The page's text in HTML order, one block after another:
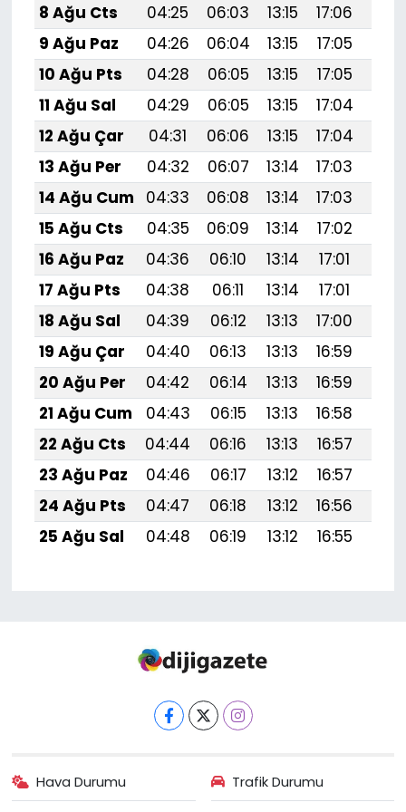
8 Ağu Cts
04:25 06:03 13:15 17:06
9 Ağu Paz
04:26 06:04 13:15 17:05
10 Ağu Pts
04:28 06:05 13:15 17:05
11 Ağu Sal
04:29 06:05 13:15 17:04
12 Ağu Çar
04:31 06:06 13:15 17:04
13 Ağu Per
04:32 06:07 13:14 17:03
14 Ağu Cum
04:33 06:08 13:14 17:03
15 Ağu Cts
04:35 06:09 13:14 17:02
16 Ağu Paz
04:36 06:10 13:14 17:01
17 Ağu Pts
04:38 06:11 13:14 17:01
18 Ağu Sal
04:39 06:12 13:13 17:00
19 Ağu Çar
04:40 06:13 13:13 16:59
20 Ağu Per
04:42 06:14 13:13 16:59
21 Ağu Cum
04:43 06:15 13:13 16:58
22 Ağu Cts
04:44 06:16 13:13 16:57
23 Ağu Paz
04:46 06:17 13:12 16:57
24 Ağu Pts
04:47 06:18 13:12 16:56
25 Ağu Sal
04:48 06:19 13:12 16:55
Hava Durumu Trafik Durumu